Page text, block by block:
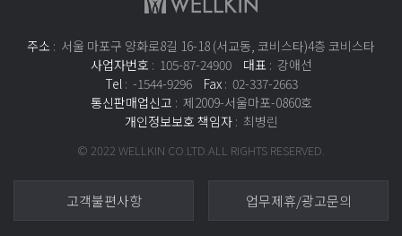
주소 : 서울 마포구 양화로8길 16-18 (서교동, 코비스타)4층 코비스타
사업자번호 : 105-87-24900 대표 : 강애선
Tel: -1544-9296 Fax: 02-337-2663
통신판매업신고 : 제2009-서울마포-0860호
개인정보보호 책임자: 최병린
© 2022 WELLKIN CO.LTD.ALL RIGHTS RESERVED.
고객불편사항 업무제휴/광고문의